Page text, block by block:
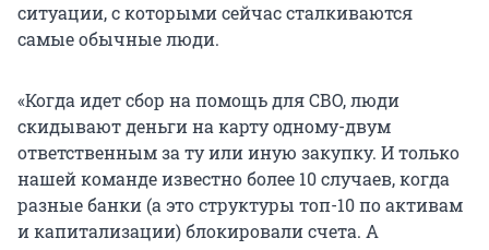
ситуации, с которыми сейчас сталкиваются
самые обычные люди.
«Когда идет сбор на помощь для СВО, люди
скидывают деньги на карту одному-двум
ответственным за ту или иную закупку. И только
нашей команде известно более 10 случаев, когда
разные банки (а это структуры топ-10 по активам
и капитализации) блокировали счета. А